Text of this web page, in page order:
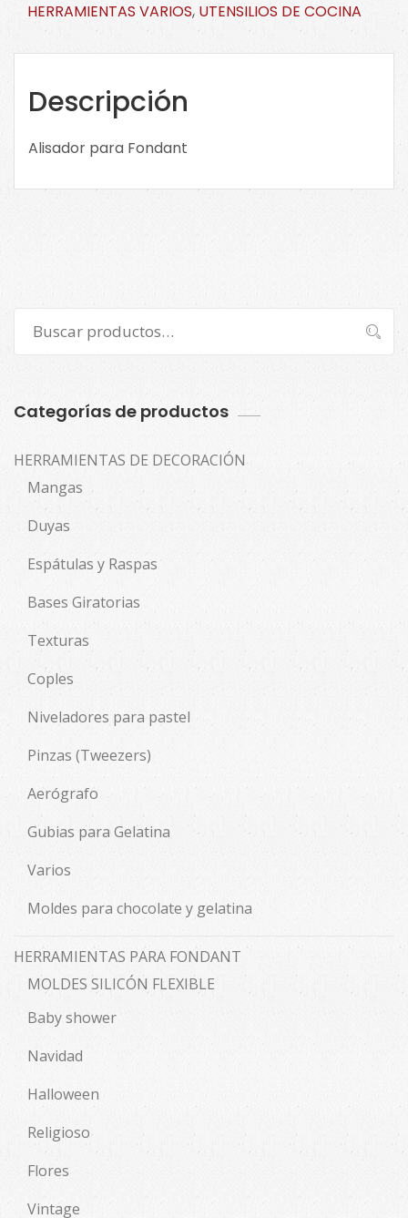
HERRAMIENTAS VARIOS, UTENSILIOS DE COCINA
Descripción
Alisador para Fondant
por:
Buscar
Categorías de productos
HERRAMIENTAS DE DECORACIÓN
Mangas
Duyas
Espátulas y Raspas
Bases Giratorias
Texturas
Coples
Niveladores para pastel
Pinzas (Tweezers)
Aerógrafo
Gubias para Gelatina
Varios
Moldes para chocolate y gelatina
HERRAMIENTAS PARA FONDANT
MOLDES SILICÓN FLEXIBLE
Baby shower
Navidad
Halloween
Religioso
Flores
Vintage